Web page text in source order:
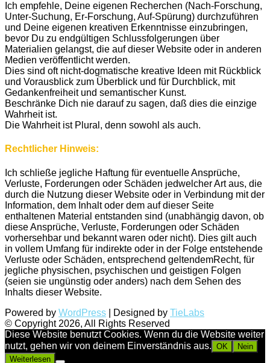
Ich empfehle, Deine eigenen Recherchen (Nach-Forschung,
Unter-Suchung, Er-Forschung, Auf-Spürung) durchzuführen
und Deine eigenen kreativen Erkenntnisse einzubringen,
bevor Du zu endgültigen Schlussfolgerungen über
Materialien gelangst, die auf dieser Website oder in anderen
Medien veröffentlicht werden.
Dies sind oft nicht-dogmatische kreative Ideen mit Rückblick
und Vorausblick zum Überblick und für Durchblick, mit
Gedankenfreiheit und semantischer Kunst.
Beschränke Dich nie darauf zu sagen, daß dies die einzige
Wahrheit ist.
Die Wahrheit ist Plural, denn sowohl als auch.
Rechtlicher Hinweis:
Ich schließe jegliche Haftung für eventuelle Ansprüche,
Verluste, Forderungen oder Schäden jedwelcher Art aus, die
durch die Nutzung dieser Website oder in Verbindung mit der
Information, dem Inhalt oder dem auf dieser Seite
enthaltenen Material entstanden sind (unabhängig davon, ob
diese Ansprüche, Verluste, Forderungen oder Schäden
vorhersehbar und bekannt waren oder nicht). Dies gilt auch
in vollem Umfang für indirekte oder in der Folge entstehende
Verluste oder Schäden, entsprechend geltendemRecht, für
jegliche physischen, psychischen und geistigen Folgen
(seien sie ungünstig oder anders) nach dem Sehen des
Inhalts dieser Website.
Powered by WordPress | Designed by TieLabs
© Copyright 2026, All Rights Reserved
Diese Website benutzt Cookies. Wenn du die Website weiter
nutzt, gehen wir von deinem Einverständnis aus. OK
Nein
Weiterlesen